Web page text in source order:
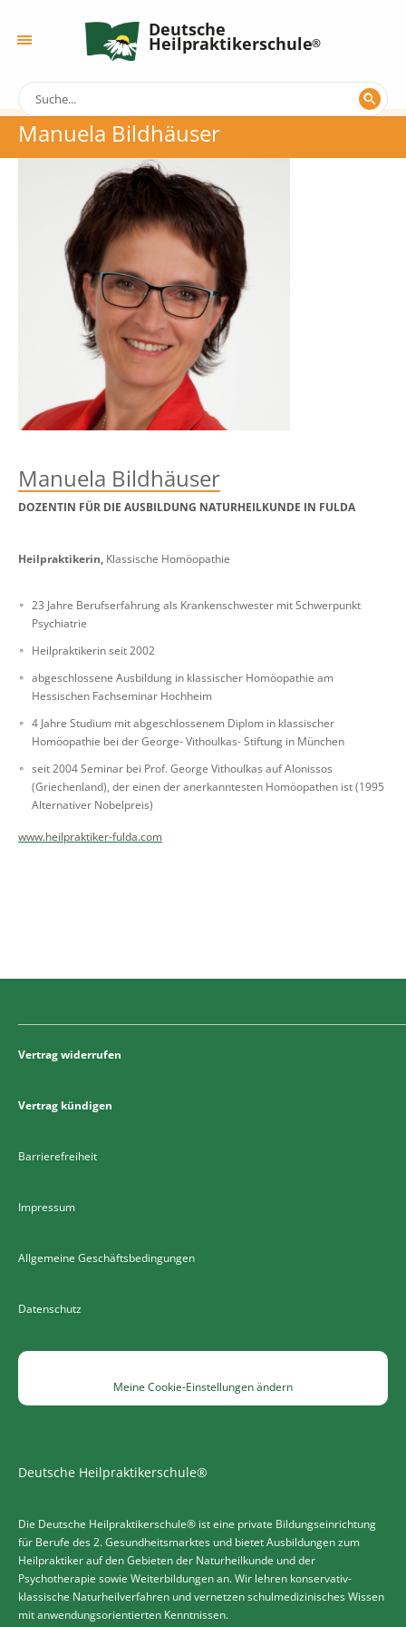
Deutsche
Heilpraktikerschule
Manuela Bildhäuser
Manuela Bildhäuser
DOZENTIN FÜR DIE AUSBILDUNG NATURHEILKUNDE IN FULDA
Heilpraktikerin, Klassische Homöopathie
23 Jahre Berufserfahrung als Krankenschwester mit Schwerpunkt
Psychiatrie
Heilpraktikerin seit 2002
abgeschlossene Ausbildung in klassischer Homöopathie am
Hessischen Fachseminar Hochheim
4 Jahre Studium mit abgeschlossenem Diplom in klassischer
Homöopathie bei der George- Vithoulkas- Stiftung in München
seit 2004 Seminar bei Prof. George Vithoulkas auf Alonissos
(Griechenland), der einen der anerkanntesten Homöopathen ist (1995
Alternativer Nobelpreis)
www.heilpraktiker-fulda.com
Vertrag widerrufen
Vertrag kündigen
Barrierefreiheit
Impressum
Allgemeine Geschäftsbedingungen
Datenschutz
Meine Cookie-Einstellungen ändern
Deutsche Heilpraktikerschule®
Die Deutsche Heilpraktikerschule® ist eine private Bildungseinrichtung
für Berufe des 2. Gesundheitsmarktes und bietet Ausbildungen zum
Heilpraktiker auf den Gebieten der Naturheilkunde und der
Psychotherapie sowie Weiterbildungen an. Wir lehren konservativ-
klassische Naturheilverfahren und vernetzen schulmedizinisches Wissen
mit anwendungsorientierten Kenntnissen.